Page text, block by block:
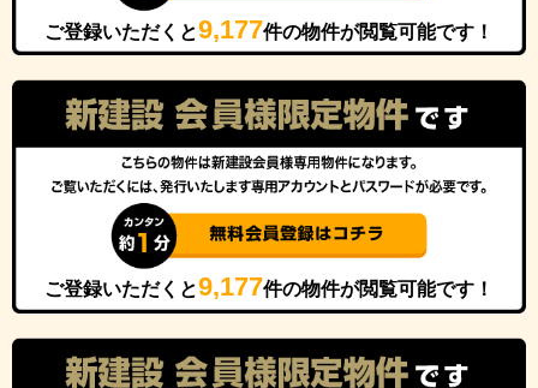
ご登録いただくと9,177件の物件が閲覧可能です！
ご登録いただくと9,177件の物件が閲覧可能です！